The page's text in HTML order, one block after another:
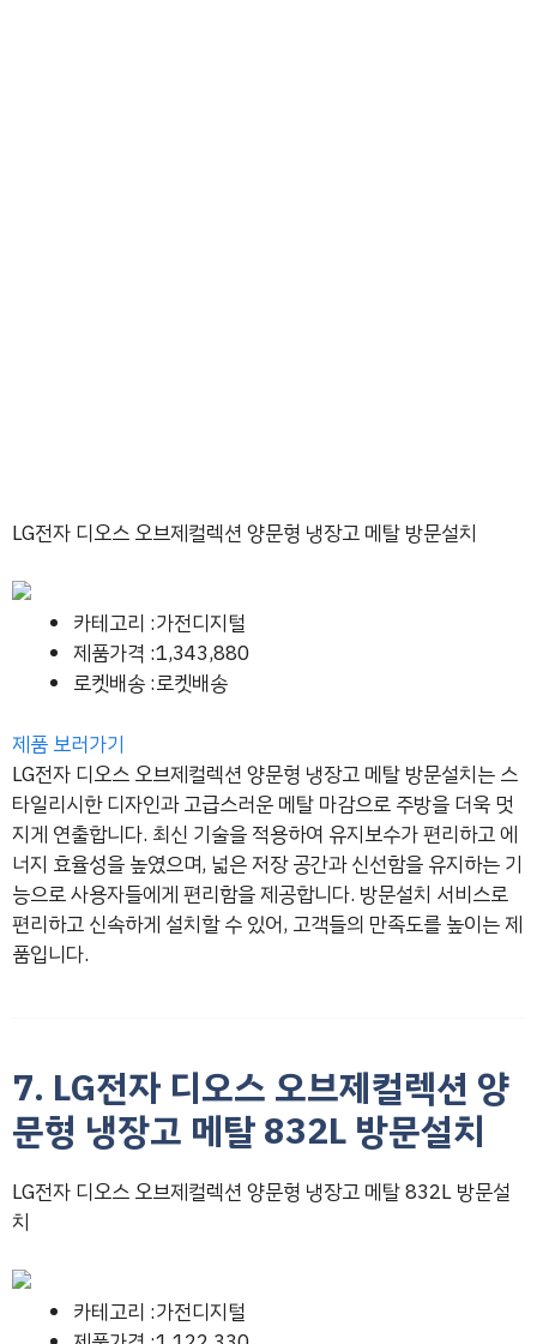
LG전자 디오스 오브제컬렉션 양문형 냉장고 메탈 방문설치
카테고리 :가전디지털
제품가격 :1,343,880
로켓배송 :로켓배송
제품 보러가기
LG전자 디오스 오브제컬렉션 양문형 냉장고 메탈 방문설치는 스
타일리시한 디자인과 고급스러운 메탈 마감으로 주방을 더욱 멋
지게 연출합니다. 최신 기술을 적용하여 유지보수가 편리하고 에
너지 효율성을 높였으며, 넓은 저장 공간과 신선함을 유지하는 기
능으로 사용자들에게 편리함을 제공합니다. 방문설치 서비스로
편리하고 신속하게 설치할 수 있어, 고객들의 만족도를 높이는 제
품입니다.
7. LG전자 디오스 오브제컬렉션 양
문형 냉장고 메탈 832L 방문설치
LG전자 디오스 오브제컬렉션 양문형 냉장고 메탈 832L 방문설
치
카테고리 :가전디지털